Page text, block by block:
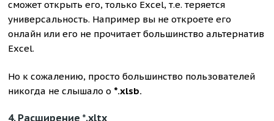
сможет открыть его, только Excel, т.е. теряется
универсальность. Например вы не откроете его
онлайн или его не прочитает большинство альтернатив
Excel.
Но к сожалению, просто большинство пользователей
никогда не слышало о *.xlsb.
4. Расширение *.xltx